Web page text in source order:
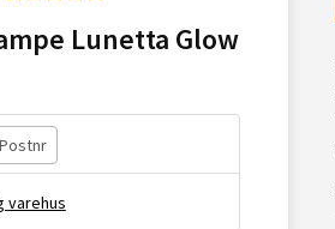
Lunetta Glow
varehus